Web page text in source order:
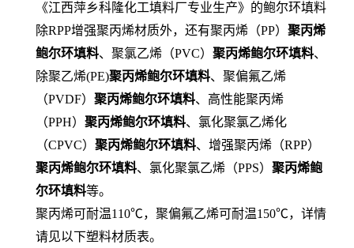
《江西萍乡科隆化工填料厂专业生产》的鲍尔环填料
除RPP增强聚丙烯材质外，还有聚丙烯（PP） 聚丙烯
鲍尔环填料、聚氯乙烯（PVC） 聚丙烯鲍尔环填料、
除聚乙烯(PE)聚丙烯鲍尔环填料、聚偏氟乙烯
（PVDF） 聚丙烯鲍尔环填料、高性能聚丙烯
（PPH） 聚丙烯鲍尔环填料、氯化聚氯乙烯化
（CPVC） 聚丙烯鲍尔环填料、增强聚丙烯（RPP）
聚丙烯鲍尔环填料、氯化聚氯乙烯（PPS） 聚丙烯鲍
尔环填料等。
聚丙烯可耐温110℃，聚偏氟乙烯可耐温150℃，详情
请见以下塑料材质表。